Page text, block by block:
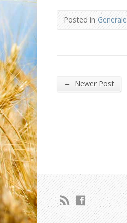
Posted inGenerale
← Newer Post